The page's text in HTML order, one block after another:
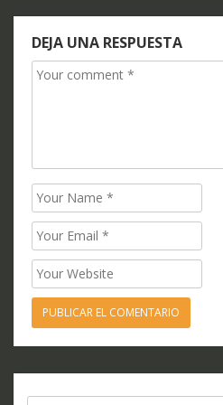
entradas
DEJA UNA RESPUESTA
Comment
Name
Email
Website